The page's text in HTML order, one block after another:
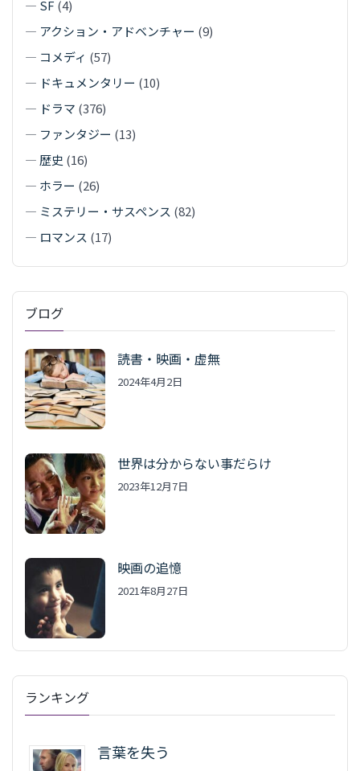
— SF (4)
— アクション・アドベンチャー (9)
— コメディ (57)
— ドキュメンタリー (10)
— ドラマ (376)
— ファンタジー (13)
— 歴史 (16)
— ホラー (26)
— ミステリー・サスペンス (82)
— ロマンス (17)
ブログ
読書・映画・虚無
2024年4月2日
世界は分からない事だらけ
2023年12月7日
映画の追憶
2021年8月27日
ランキング
言葉を失う